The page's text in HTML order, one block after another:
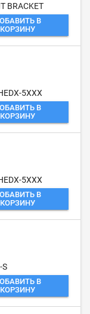
BRACKET
В
КОРЗИНУ
5XXX
В
КОРЗИНУ
5XXX
В
КОРЗИНУ
S
В
КОРЗИНУ